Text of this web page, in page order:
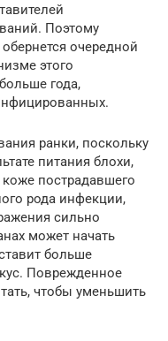
Поэтому
очередной
этого
года,
ранки, поскольку
питания блохи,
пострадавшего
рода инфекции,
сильно
может начать
больше
Поврежденное
чтобы уменьшить